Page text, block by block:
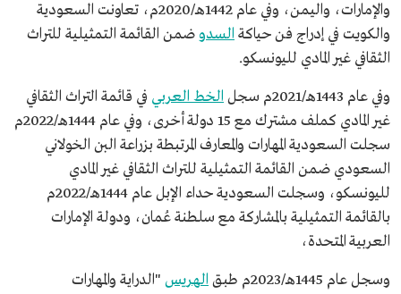
والإمارات، واليمن، وفي عام 1442هـ/2020م، تعاونت السعودية
والكويت في إدراج فن حياكة السدوضمن القائمة التمثيلية للتراث
الثقافي غير المادي لليونسكو.
وفي عام 1443هـ/2021م سجل الخط العربي في قائمة التراث الثقافي
غير المادي كملف مشترك مع 15 دولة أخرى، وفي عام 1444هـ/2022م
سجلت السعودية المهارات والمعارف المرتبطة بزراعة البن الخولاني
السعودي ضمن القائمة التمثيلية للتراث الثقافي غير المادي
لليونسكو، وسجلت السعودية حداء الإبل عام 1444هـ/2022م
بالقائمة التمثيلية بالمشاركة مع سلطنة عُمان، ودولة الإمارات
العربية المتحدة،
وسجل عام 1445هـ/2023م طبق الهريس "الدراية والمهارات